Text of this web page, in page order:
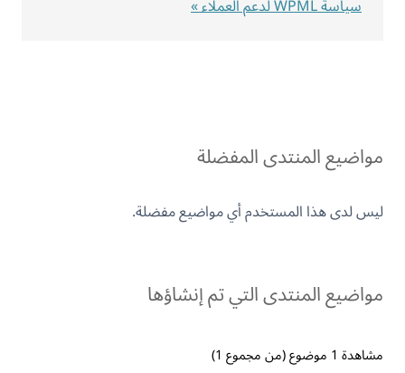
مواضيع المنتدى المفضلة
ليس لدى هذا المستخدم أي مواضيع مفضلة.
مواضيع المنتدى التي تم إنشاؤها
مشاهدة 1 موضوع (من مجموع 1)
سياسة WPML لدعم العملاء »